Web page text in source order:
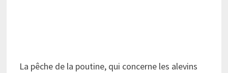
La pêche de la poutine, qui concerne les alevins